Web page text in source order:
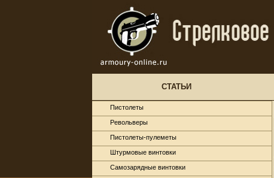
СТАТЬИ
Пистолеты
Револьверы
Пистолеты-пулеметы
Штурмовые винтовки
Самозарядные винтовки